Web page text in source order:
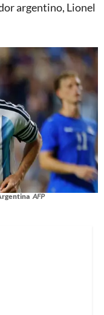
argentino, Lionel
AFP